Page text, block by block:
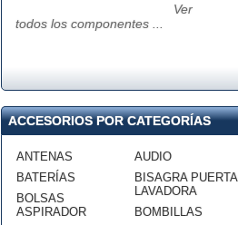
Ver
todos los componentes ...
ACCESORIOS POR CATEGORÍAS
ANTENAS
BATERÍAS
BOLSAS
ASPIRADOR
AUDIO
BISAGRA PUERTA
LAVADORA
BOMBILLAS